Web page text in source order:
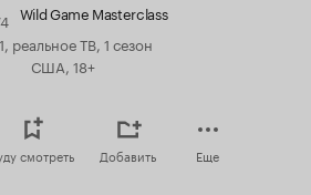
Wild Game Masterclass
реальное ТВ, 1 сезон
США, 18+
смотреть Добавить Еще